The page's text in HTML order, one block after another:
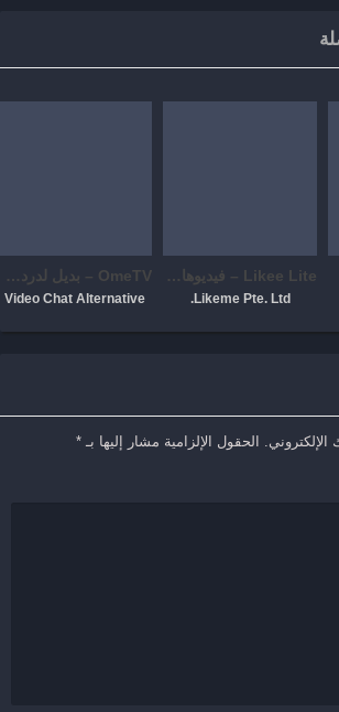
Likee Lite – فيديوهات مضحكة
Likeme Pte. Ltd.
OmeTV – بديل لدردشة الفيديو
Video Chat Alternative
الحقول الإلزامية مشار إليها بـ *